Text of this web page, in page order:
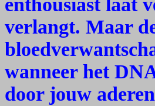
enthousiast laat
verlangt. Maar
wanneer het
door jouw